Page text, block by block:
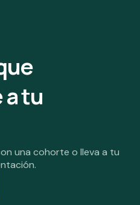
tu
una cohorte o lleva a tu